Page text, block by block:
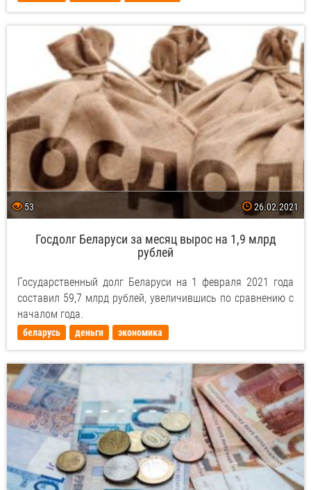
53 26.02.2021
Госдолг Беларуси за месяц вырос на 1,9 млрд
рублей
Государственный долг Беларуси на 1 февраля 2021 года
составил 59,7 млрд рублей, увеличившись по сравнению с
началом года.
беларусь деньги экономика